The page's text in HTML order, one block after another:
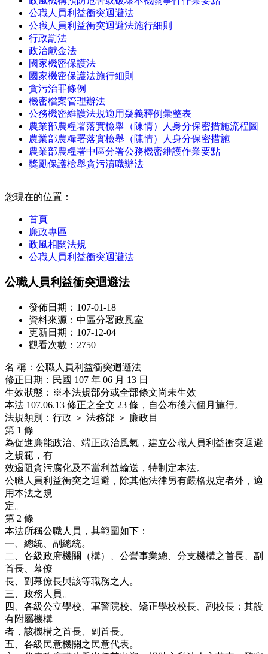
公職人員利益衝突迴避法
公職人員利益衝突迴避法施行細則
行政罰法
政治獻金法
國家機密保護法
國家機密保護法施行細則
貪污治罪條例
機密檔案管理辦法
公務機密維護法規適用疑義釋例彙整表
農業部農糧署落實檢舉（陳情）人身分保密措施流程圖
農業部農糧署落實檢舉（陳情）人身分保密措施
農業部農糧署中區分署公務機密維護作業要點
獎勵保護檢舉貪污瀆職辦法
您現在的位置：
首頁
廉政專區
政風相關法規
公職人員利益衝突迴避法
公職人員利益衝突迴避法
發佈日期：107-01-18
資料來源：中區分署政風室
更新日期：107-12-04
觀看次數：2750
名 稱：公職人員利益衝突迴避法
修正日期：民國 107 年 06 月 13 日
生效狀態：※本法規部分或全部條文尚未生效
本法 107.06.13 修正之全文 23 條，自公布後六個月施行。
法規類別：行政 ＞ 法務部 ＞ 廉政目
第 1 條
為促進廉能政治、端正政治風氣，建立公職人員利益衝突迴避
之規範，有
效遏阻貪污腐化及不當利益輸送，特制定本法。
公職人員利益衝突之迴避，除其他法律另有嚴格規定者外，適
用本法之規
定。
第 2 條
本法所稱公職人員，其範圍如下：
一、總統、副總統。
二、各級政府機關（構）、公營事業總、分支機構之首長、副
首長、幕僚
長、副幕僚長與該等職務之人。
三、政務人員。
四、各級公立學校、軍警院校、矯正學校校長、副校長；其設
有附屬機構
者，該機構之首長、副首長。
五、各級民意機關之民意代表。